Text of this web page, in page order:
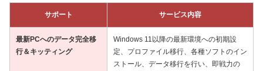
サポート サービス内容
最新PCへのデータ完全移
行＆キッティング
Windows 11以降の最新環境への初期設
定、プロファイル移行、各種ソフトのイン
ストール、データ移行を行い、即戦力の